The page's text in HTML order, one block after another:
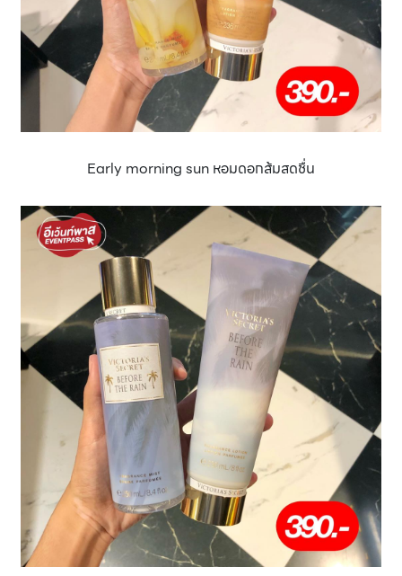
Early morning sun หอมดอกส้มสดชื่น